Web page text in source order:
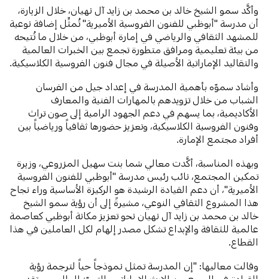
وأكَّد سمو الشيخ خالد بن محمد بن زايد آل نهيان، خلال الزيارة،
أن مدرسة "أبوظبي للفنون الفروسية الأميرية" تُمثِّل إضافة نوعية
للمشهد الثقافي والرياضي في إمارة أبوظبي، من خلال ما تُتيحه
من بيئة تعليمية ومرافق متطورة تجمع بين الخبرات العالمية
والتقاليد الإماراتية الأصيلة في مجال فنون الفروسية الكلاسيكية.
وأشاد سموّه بأهمية المدرسة في إعداد جيل من الفرسان
الشباب من خلال تزويدهم بالمهارات الفنية والمعارف
الأكاديمية، بما يسهم في دعم الجهود الرامية إلى صون تراث
وفنون الفروسية الكلاسيكية، وتعزيز حضورها ثقافياً ورياضياً بين
أفراد مجتمع الإمارة.
وبهذه المناسبة، أكَّدت معالي شما بنت سهيل المزروعي، وزيرة
تمكين المجتمع، نائب رئيس مدرسة "أبوظبي للفنون الفروسية
الأميرية"، أن دعم القيادة الرشيدة هو الركيزة الأساسية وراء نجاح
هذا المشروع الثقافي النوعي، مشيرةً إلى أن رؤية سمو الشيخ
خالد بن محمد بن زايد آل نهيان نحو تعزيز مكانة أبوظبي كعاصمة
عالمية للثقافة والإبداع تشكل مصدر إلهام لكل العاملين في هذا
القطاع.
وقالت معاليها: "إن المدرسة تمثل نموذجاً حياً لترجمة رؤية